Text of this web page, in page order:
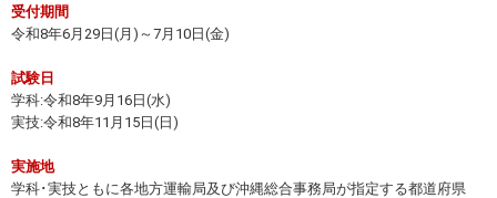
受付期間
令和8年6月29日(月)～7月10日(金)
試験日
学科:令和8年9月16日(水)
実技:令和8年11月15日(日)
実施地
学科･実技ともに各地方運輸局及び沖縄総合事務局が指定する都道府県